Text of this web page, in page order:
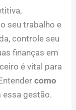
seu trabalho e
controle seu
finanças em
é vital para
como
essa gestão.